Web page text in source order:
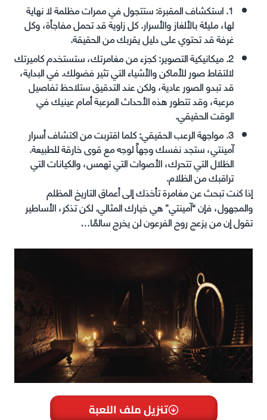
1. استكشاف المقبرة:
ستتجول في ممرات مظلمة لا نهاية
لها، مليئة بالألغاز والأسرار. كل زاوية قد تحمل مفاجأة، وكل
غرفة قد تحتوي على دليل يقربك من الحقيقة.
2. ميكانيكية التصوير:
كجزء من مغامرتك، ستستخدم كاميرتك
لالتقاط صور للأماكن والأشياء التي تثير فضولك. في البداية،
قد تبدو الصور عادية، ولكن عند التدقيق ستلاحظ تفاصيل
مرعبة، وقد تتطور هذه الأحداث المرعبة أمام عينيك في
الوقت الحقيقي.
3. مواجهة الرعب الحقيقي:
كلما اقتربت من اكتشاف أسرار
آمينتي، ستجد نفسك وجهاً لوجه مع قوى خارقة للطبيعة.
الظلال التي تتحرك، الأصوات التي تهمس، والكيانات التي
تراقبك من الظلام.
إذا كنت تبحث عن مغامرة تأخذك إلى أعماق التاريخ المظلم
والمجهول، فإن “آمينتي” هي خيارك المثالي. لكن تذكر، الأساطير
تقول إن من يزعج روح الفرعون لن يخرج سالمًا…
تنزيل ملف اللعبة